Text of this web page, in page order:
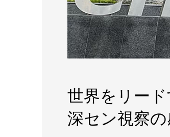
世界をリー
深セン視察